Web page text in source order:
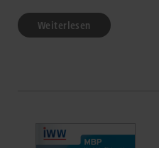
Weiterlesen